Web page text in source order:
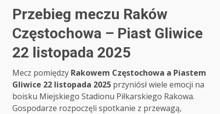
Przebieg meczu Raków
Częstochowa – Piast Gliwice
22 listopada 2025
Mecz pomiędzy Rakowem Częstochowa a Piastem
Gliwice 22 listopada 2025 przyniósł wiele emocji na
boisku Miejskiego Stadionu Piłkarskiego Rakowa.
Gospodarze rozpoczęli spotkanie z przewagą,